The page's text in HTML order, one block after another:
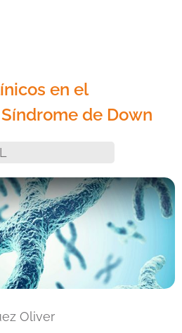
en el
de Down
Oliver